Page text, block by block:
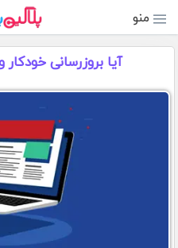
منو
آیا بروزرسانی